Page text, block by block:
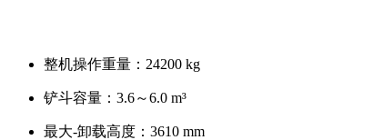
整机操作重量： 24200 kg
铲斗容量： 3.6～6.0 m³
最大-卸载高度： 3610 mm